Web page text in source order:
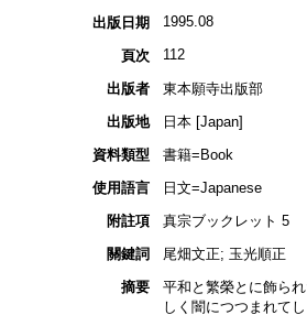
出版日期
1995.08
頁次 112
出版者
東本願寺出版部
出版地
日本 [Japan]
資料類型
書籍=Book
使用語言
日文=Japanese
附註項
真宗ブックレット 5
關鍵詞
尾畑文正; 玉光順正
摘要
平和と繁榮とに飾ら
しく闇につつまれて